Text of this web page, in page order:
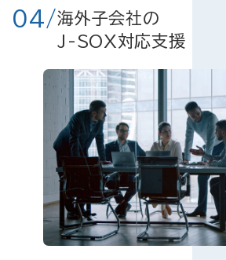
04/海外子会社の
J-SOX対応支援